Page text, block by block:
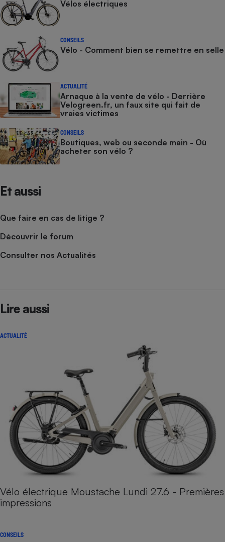
Vélos électriques
CONSEILS
Vélo - Comment bien se remettre en selle
ACTUALITÉ
Arnaque à la vente de vélo - Derrière
Velogreen.fr, un faux site qui fait de
vraies victimes
CONSEILS
Boutiques, web ou seconde main - Où
acheter son vélo ?
Et aussi
Que faire en cas de litige ?
Découvrir le forum
Consulter nos Actualités
Lire aussi
ACTUALITÉ
Vélo électrique Moustache Lundi 27.6 - Premières
impressions
CONSEILS